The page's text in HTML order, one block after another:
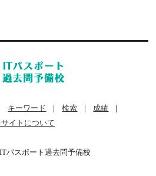
キーワード ｜ 検索 ｜ 成績
｜
サイトについて
パスポート過去問予備校